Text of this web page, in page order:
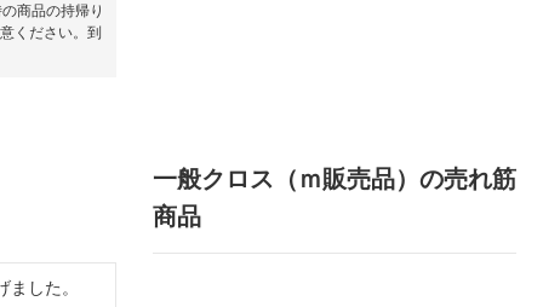
商品の持帰り
ください。到
した。
一般クロス（ｍ販売品）の売れ筋
商品